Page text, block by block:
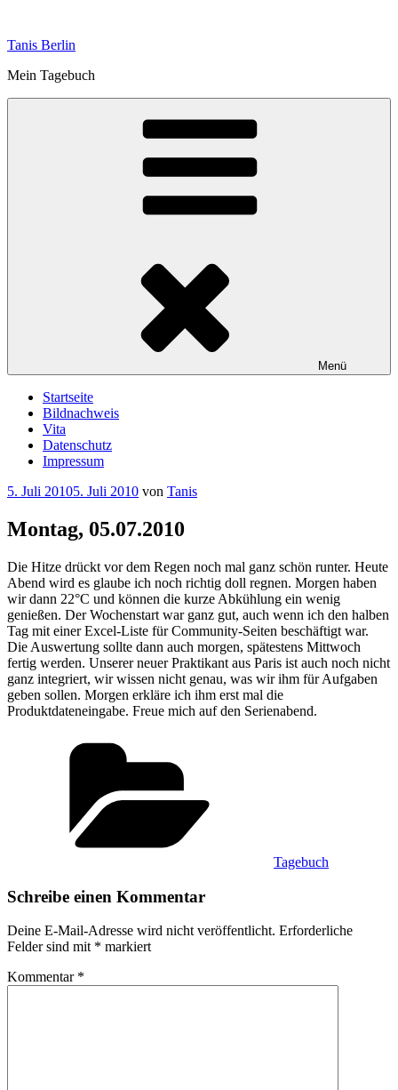
springen
Tanis Berlin
Mein Tagebuch
Menü
Startseite
Bildnachweis
Vita
Datenschutz
Impressum
Veröffentlicht
5. Juli 20105. Juli 2010 von Tanis
Montag, 05.07.2010
Die Hitze drückt vor dem Regen noch mal ganz schön runter. Heute
Abend wird es glaube ich noch richtig doll regnen. Morgen haben
wir dann 22°C und können die kurze Abkühlung ein wenig
genießen. Der Wochenstart war ganz gut, auch wenn ich den halben
Tag mit einer Excel-Liste für Community-Seiten beschäftigt war.
Die Auswertung sollte dann auch morgen, spätestens Mittwoch
fertig werden. Unserer neuer Praktikant aus Paris ist auch noch nicht
ganz integriert, wir wissen nicht genau, was wir ihm für Aufgaben
geben sollen. Morgen erkläre ich ihm erst mal die
Produktdateneingabe. Freue mich auf den Serienabend.
Tagebuch
Schreibe einen Kommentar
Deine E-Mail-Adresse wird nicht veröffentlicht. Erforderliche
Felder sind mit * markiert
Kommentar *